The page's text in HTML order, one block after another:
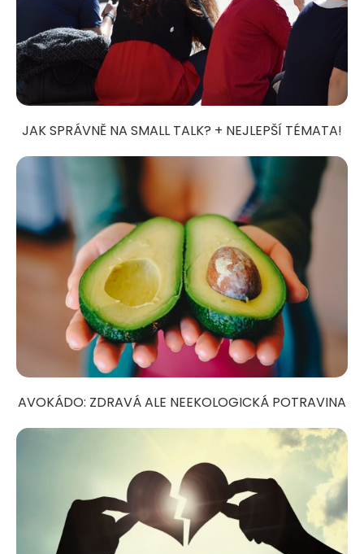
JAK SPRÁVNĚ NA SMALL TALK? + NEJLEPŠÍ TÉMATA!
AVOKÁDO: ZDRAVÁ ALE NEEKOLOGICKÁ POTRAVINA